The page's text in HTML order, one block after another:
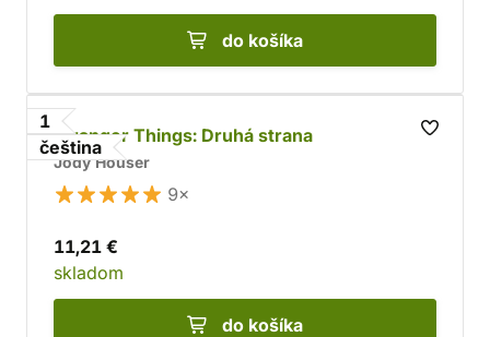
do košíka
1
čeština
Stranger Things: Druhá strana
Jody Houser
9×
11,21 €
skladom
do košíka